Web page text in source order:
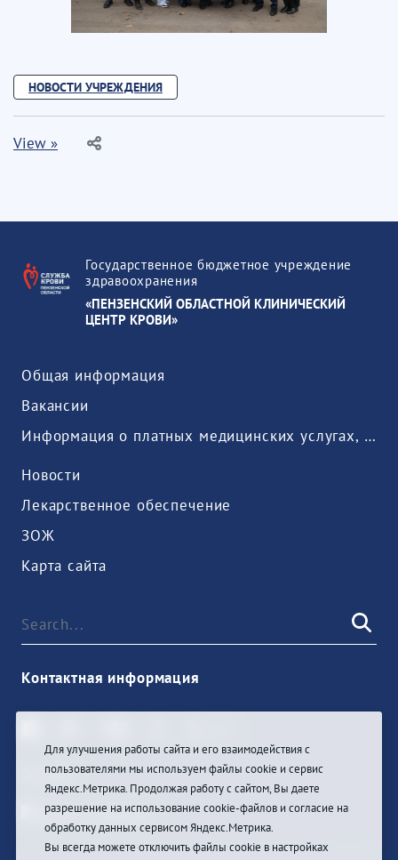
НОВОСТИ УЧРЕЖДЕНИЯ
View »
Государственное бюджетное учреждение
здравоохранения
«ПЕНЗЕНСКИЙ ОБЛАСТНОЙ КЛИНИЧЕСКИЙ
ЦЕНТР КРОВИ»
Общая информация
Вакансии
Информация о платных медицинских услугах, предоставляемых медицинской организацией
Новости
Лекарственное обеспечение
ЗОЖ
Карта сайта
Контактная информация
Sign In
Для улучшения работы сайта и его взаимодействия с
пользователями мы используем файлы cookie и сервис
Яндекс.Метрика. Продолжая работу с сайтом, Вы даете
разрешение на использование cookie-файлов и согласие на
обработку данных сервисом Яндекс.Метрика.
Вы всегда можете отключить файлы cookie в настройках